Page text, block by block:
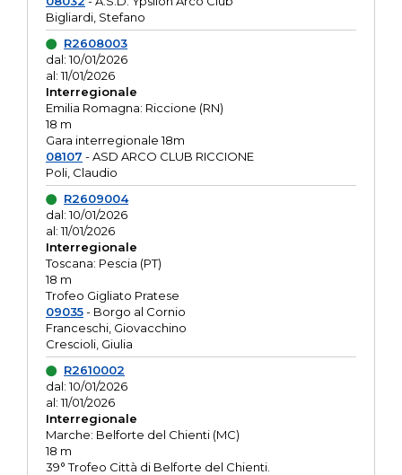
Bigliardi, Stefano
R2608003
dal: 10/01/2026
al: 11/01/2026
Interregionale
Emilia Romagna: Riccione (RN)
18 m
Gara interregionale 18m
08107 - ASD ARCO CLUB RICCIONE
Poli, Claudio
R2609004
dal: 10/01/2026
al: 11/01/2026
Interregionale
Toscana: Pescia (PT)
18 m
Trofeo Gigliato Pratese
09035- Borgo al Cornio
Franceschi, Giovacchino
Crescioli, Giulia
R2610002
dal: 10/01/2026
al: 11/01/2026
Interregionale
Marche: Belforte del Chienti (MC)
18 m
39° Trofeo Città di Belforte del Chienti.